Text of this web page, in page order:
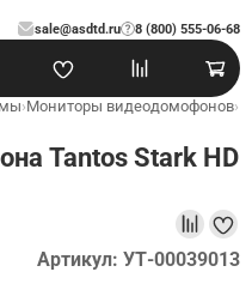
sale@asdtd.ru 8 (800) 555-06-68
?
›Мониторы видеодомофонов›
Tantos Stark HD
Артикул: УТ-00039013